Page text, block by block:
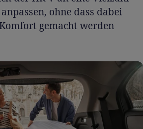
ohne dass dabei
gemacht werden